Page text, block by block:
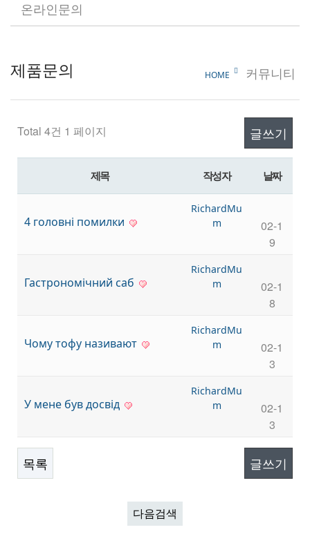
온라인문의
제품문의 HOME 커뮤니티
Total 4건 1 페이지 글쓰기
제목 작성자 날짜
4 головні помилки
RichardM
um
02-1
9
Гастрономічний саб
RichardM
um
02-1
8
Чому тофу називают
RichardM
um
02-1
3
У мене був досвід
RichardM
02-1
목록 글쓰기
다음검색